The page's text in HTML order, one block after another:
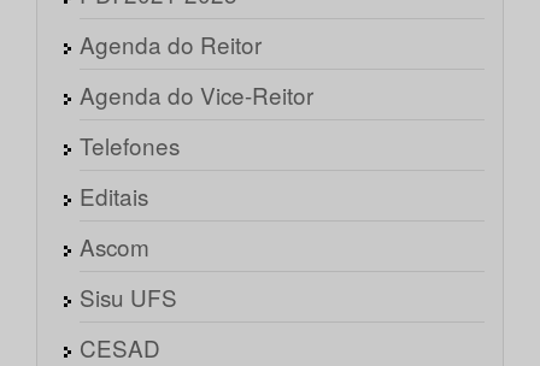
Agenda do Reitor
Agenda do Vice-Reitor
Telefones
Editais
Ascom
Sisu UFS
CESAD